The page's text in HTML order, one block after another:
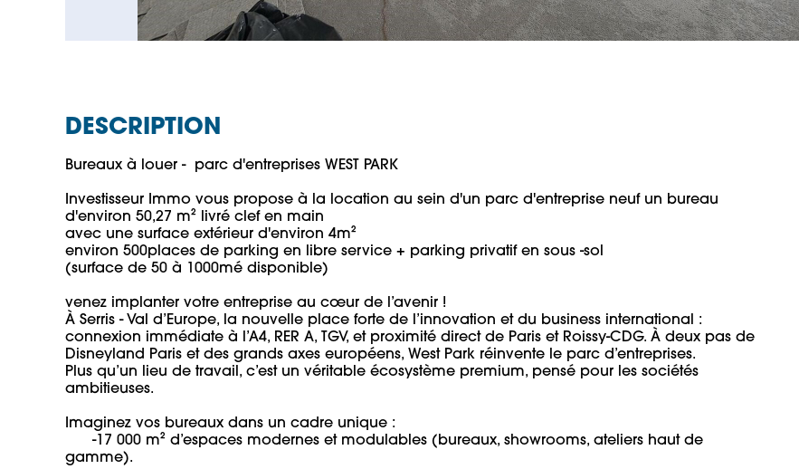
DESCRIPTION
Bureaux à louer -  parc d'entreprises WEST PARK
Investisseur Immo vous propose à la location au sein d'un parc d'entreprise neuf un bureau
d'environ 50,27 m² livré clef en main
avec une surface extérieur d'environ 4m²
environ 500places de parking en libre service + parking privatif en sous -sol
(surface de 50 à 1000mé disponible)
venez implanter votre entreprise au cœur de l’avenir !
À Serris - Val d’Europe, la nouvelle place forte de l’innovation et du business international :
connexion immédiate à l’A4, RER A, TGV, et proximité direct de Paris et Roissy-CDG. À deux pas de
Disneyland Paris et des grands axes européens, West Park réinvente le parc d’entreprises.
Plus qu’un lieu de travail, c’est un véritable écosystème premium, pensé pour les sociétés
ambitieuses.
Imaginez vos bureaux dans un cadre unique :
gamme).